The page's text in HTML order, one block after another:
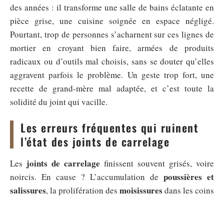
des années : il transforme une salle de bains éclatante en
pièce grise, une cuisine soignée en espace négligé.
Pourtant, trop de personnes s’acharnent sur ces lignes de
mortier en croyant bien faire, armées de produits
radicaux ou d’outils mal choisis, sans se douter qu’elles
aggravent parfois le problème. Un geste trop fort, une
recette de grand-mère mal adaptée, et c’est toute la
solidité du joint qui vacille.
Les erreurs fréquentes qui ruinent
l’état des joints de carrelage
Les joints de carrelage finissent souvent grisés, voire
noircis. En cause ? L’accumulation de poussières et
salissures, la prolifération des moisissures dans les coins